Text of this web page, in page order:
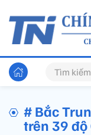
# Bắc
trên 39 độ